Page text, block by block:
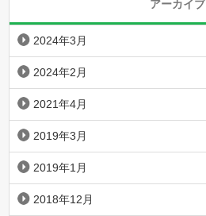
アーカイブ
2024年3月
2024年2月
2021年4月
2019年3月
2019年1月
2018年12月